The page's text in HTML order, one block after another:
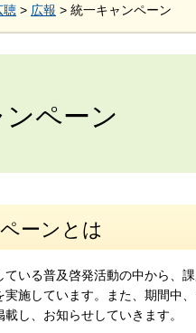
聴 > 広報 > 統一キャンペーン
ペーン
ーンとは
ている普及啓発活動の中から、
施しています。また、期間中
し、お知らせしていきます。